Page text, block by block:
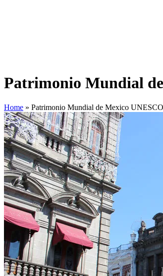
Patrimonio Mundial
Home » Patrimonio Mundial de Mexico UNESCO